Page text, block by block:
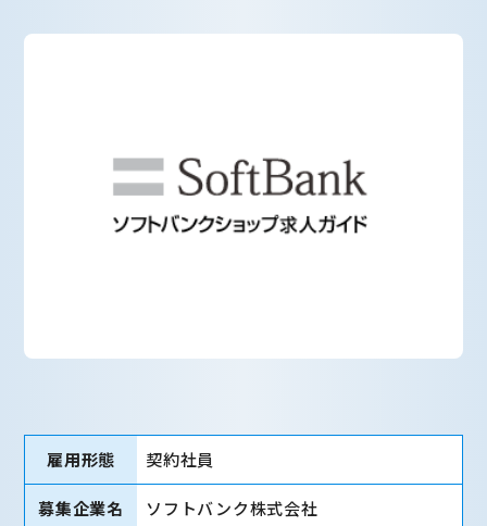
雇用形態 契約社員
募集企業名 ソフトバンク株式会社